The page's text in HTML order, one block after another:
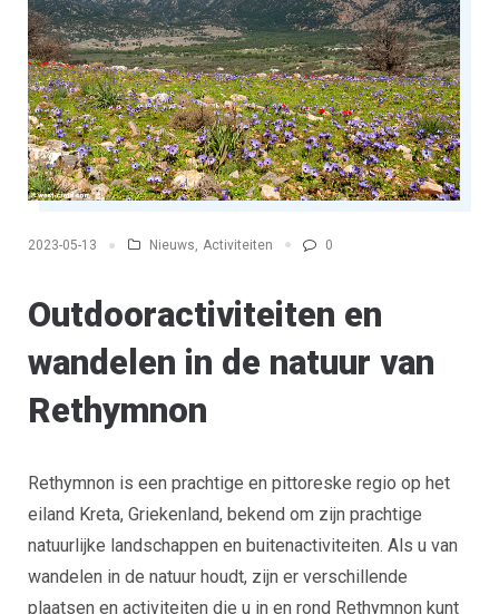
2023-05-13 Nieuws Activiteiten 0
Outdooractiviteiten en
wandelen in de natuur van
Rethymnon
Rethymnon is een prachtige en pittoreske regio op het
eiland Kreta, Griekenland, bekend om zijn prachtige
natuurlijke landschappen en buitenactiviteiten. Als u van
wandelen in de natuur houdt, zijn er verschillende
plaatsen en activiteiten die u in en rond Rethymnon kunt